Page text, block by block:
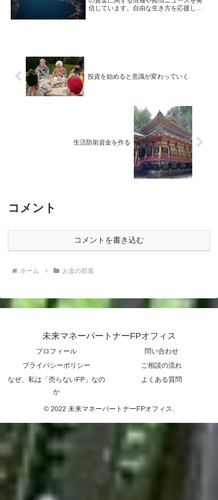
信しています。自由な生き方を応援して
投資を始めると意識が変わっていく
生活防衛資金を作る
コメント
コメントを書き込む
ホーム お金の部屋
未来マネーパートナーFPオフィス
プロフィール
問い合わせ
プライバシーポリシー
ご相談の流れ
なぜ、私は「売らないFP」なの
か
よくある質問
© 2022 未来マネーパートナーFPオフィス.